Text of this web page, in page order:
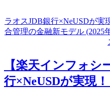
ラオスJDB銀行×NeUSDが実
合管理の金融新モデル (2025
【楽天インフォシ
行×NeUSDが実現